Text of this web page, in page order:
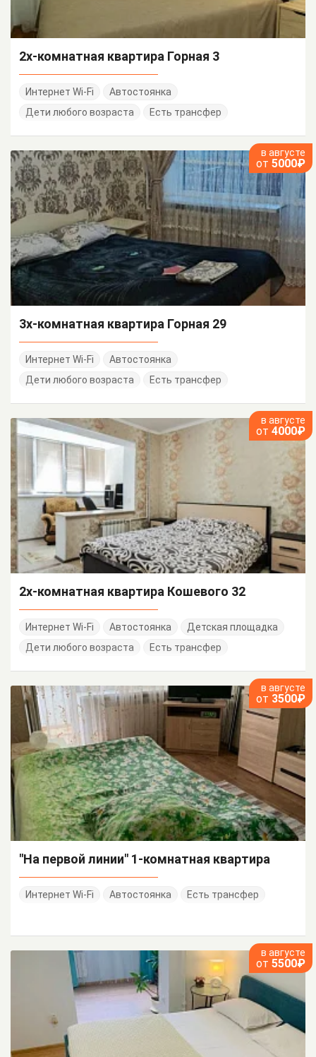
2х-комнатная квартира Горная 3
Интернет Wi-Fi
Автостоянка
Дети любого возраста
Есть трансфер
в августе
от 5000₽
3х-комнатная квартира Горная 29
Интернет Wi-Fi
Автостоянка
Дети любого возраста
Есть трансфер
в августе
от 4000₽
2х-комнатная квартира Кошевого 32
Интернет Wi-Fi Автостоянка
Детская площадка
Дети любого возраста
Есть трансфер
в августе
от 3500₽
"На первой линии" 1-комнатная квартира
Интернет Wi-Fi Автостоянка Есть трансфер
в августе
от 5500₽